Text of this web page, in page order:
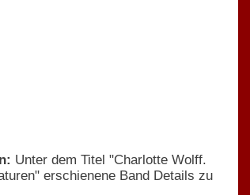
Unter dem Titel "Charlotte Wolff.
erschienene Band Details zu